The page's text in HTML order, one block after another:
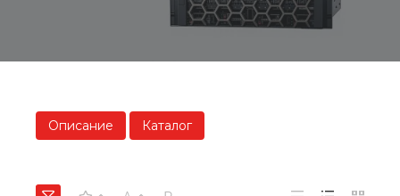
Описание Каталог